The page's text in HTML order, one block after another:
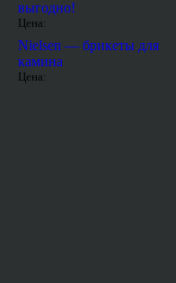
выгодно!
Цена:
Nielsen — брикеты для
камина
Цена: